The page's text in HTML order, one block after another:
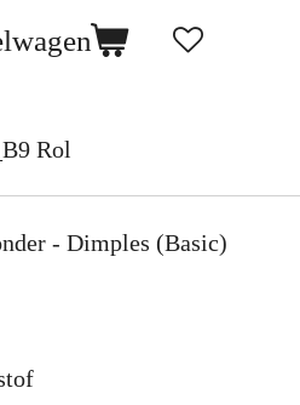
Rol
- Dimples (Basic)